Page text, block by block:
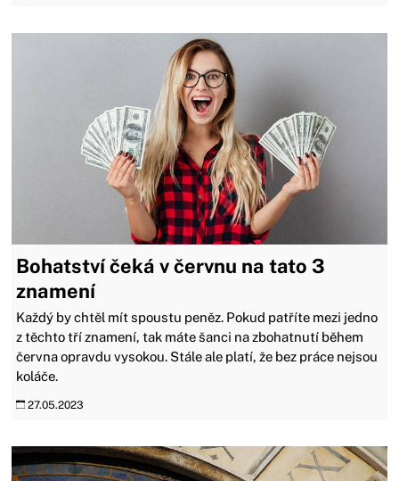
Bohatství čeká v červnu na tato 3
znamení
Každý by chtěl mít spoustu peněz. Pokud patříte mezi jedno
z těchto tří znamení, tak máte šanci na zbohatnutí během
června opravdu vysokou. Stále ale platí, že bez práce nejsou
koláče.
27.05.2023